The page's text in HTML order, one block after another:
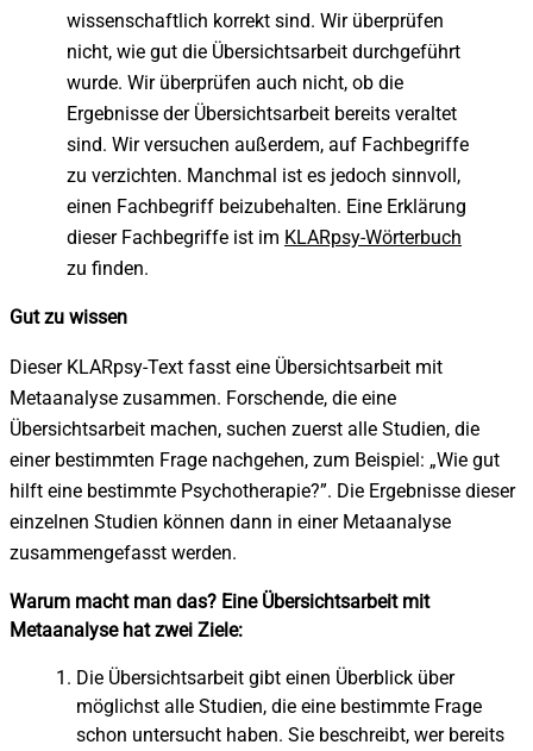
wissenschaftlich korrekt sind. Wir überprüfen
nicht, wie gut die Übersichtsarbeit durchgeführt
wurde. Wir überprüfen auch nicht, ob die
Ergebnisse der Übersichtsarbeit bereits veraltet
sind. Wir versuchen außerdem, auf Fachbegriffe
zu verzichten. Manchmal ist es jedoch sinnvoll,
einen Fachbegriff beizubehalten. Eine Erklärung
dieser Fachbegriffe ist im KLARpsy-Wörterbuch
zu finden.
Gut zu wissen
Dieser KLARpsy-Text fasst eine Übersichtsarbeit mit
Metaanalyse zusammen. Forschende, die eine
Übersichtsarbeit machen, suchen zuerst alle Studien, die
einer bestimmten Frage nachgehen, zum Beispiel: „Wie gut
hilft eine bestimmte Psychotherapie?”. Die Ergebnisse dieser
einzelnen Studien können dann in einer Metaanalyse
zusammengefasst werden.
Warum macht man das? Eine Übersichtsarbeit mit
Metaanalyse hat zwei Ziele:
Die Übersichtsarbeit gibt einen Überblick über
möglichst alle Studien, die eine bestimmte Frage
schon untersucht haben. Sie beschreibt, wer bereits